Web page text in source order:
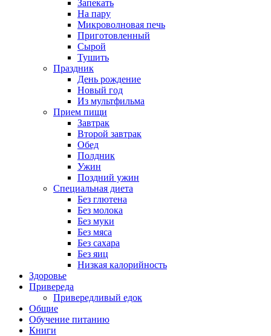
Запекать
На пару
Микроволновая печь
Приготовленный
Сырой
Тушить
Праздник
День рождение
Новый год
Из мультфильма
Прием пищи
Завтрак
Второй завтрак
Обед
Полдник
Ужин
Поздний ужин
Специальная диета
Без глютена
Без молока
Без муки
Без мяса
Без сахара
Без яиц
Низкая калорийность
Здоровье
Привереда
Привередливый едок
Общие
Обучение питанию
Книги